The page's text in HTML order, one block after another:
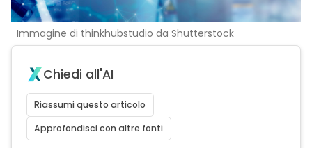
Immagine di thinkhubstudio da Shutterstock
Chiedi all'AI
Riassumi questo articolo
Approfondisci con altre fonti